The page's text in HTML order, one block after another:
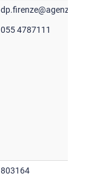
055 4787111
803164